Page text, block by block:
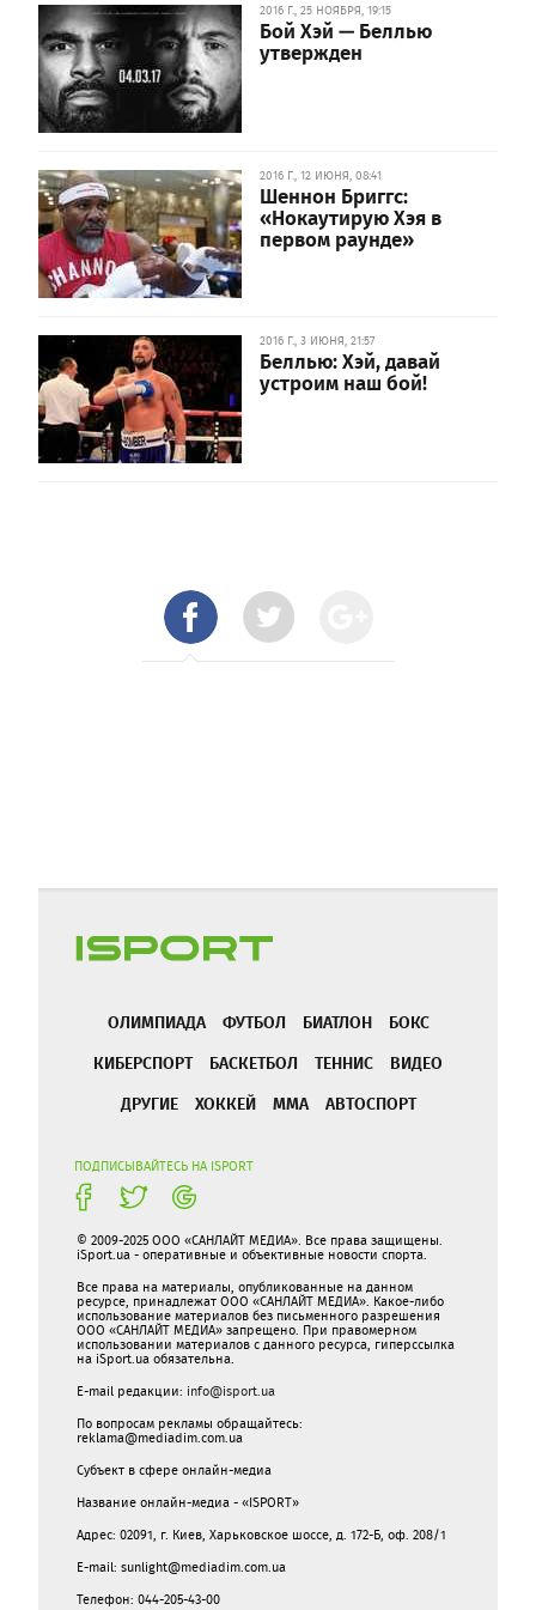
2016 Г., 25 НОЯБРЯ, 19:15
Бой Хэй — Беллью
утвержден
2016 Г., 12 ИЮНЯ, 08:41
Шеннон Бриггс:
«Нокаутирую Хэя в
первом раунде»
2016 Г., 3 ИЮНЯ, 21:57
Беллью: Хэй, давай
устроим наш бой!
ОЛИМПИАДА ФУТБОЛ БИАТЛОН
БОКС
КИБЕРСПОРТ
БАСКЕТБОЛ ТЕННИС
ВИДЕО
ДРУГИЕ
ХОККЕЙ ММА АВТОСПОРТ
ПОДПИСЫВАЙТЕСЬ НА ISPORT
© 2009-2025 ООО «САНЛАЙТ МЕДИА». Все права защищены.
iSport.ua - оперативные и объективные новости спорта.
Все права на материалы, опубликованные на данном
ресурсе, принадлежат ООО «САНЛАЙТ МЕДИА». Какое-либо
использование материалов без письменного разрешения
ООО «САНЛАЙТ МЕДИА» запрещено. При правомерном
использовании материалов с данного ресурса, гиперссылка
на iSport.ua обязательна.
E-mail редакции: info@isport.ua
По вопросам рекламы обращайтесь:
reklama@mediadim.com.ua
Субъект в сфере онлайн-медиа
Название онлайн-медиа - «ISPORT»
Адрес: 02091, г. Киев, Харьковское шоссе, д. 172-Б, оф. 208/1
E-mail: sunlight@mediadim.com.ua
Телефон: 044-205-43-00